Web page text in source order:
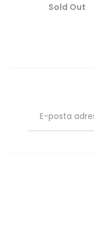
Sold Out